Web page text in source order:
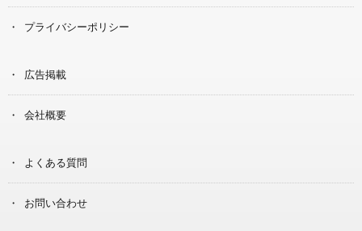
プライバシーポリシー
広告掲載
会社概要
よくある質問
お問い合わせ